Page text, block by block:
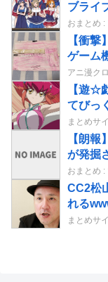
ブライ
おまとめ :
【衝撃
ゲーム
アニ漫ク
【遊☆
てびっ
まとめサ
【朗
が発掘
おまとめ :
CC2松
れる
まとめサ